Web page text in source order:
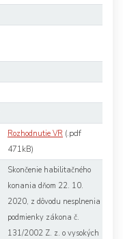
Rozhodnutie VR (.pdf
471kB)
Skončenie habilitačného
konania dňom 22. 10.
2020, z dôvodu nesplnenia
podmienky zákona č.
131/2002 Z. z. o vysokých